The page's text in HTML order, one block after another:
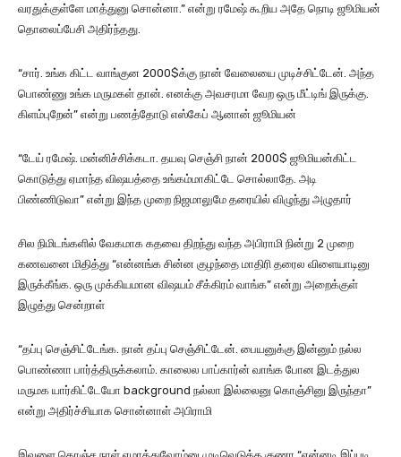
வரதுக்குள்ளே மாத்துனு சொன்னா.” என்று ரமேஷ் கூறிய அதே நொடி ஜூமியன்
தொலைப்பேசி அதிர்ந்தது.
“சார். உங்க கிட்ட வாங்குன 2000$க்கு நான் வேலையை முடிச்சிட்டேன். அந்த
பொண்ணு உங்க மருமகள் தான். எனக்கு அவசரமா வேற ஒரு மீட்டிங் இருக்கு.
கிளம்புறேன்” என்று பணத்தோடு எஸ்கேப் ஆனான் ஜூமியன்
“டேய் ரமேஷ். மன்னிச்சிக்கடா. தயவு செஞ்சி நான் 2000$ ஜூமியன்கிட்ட
கொடுத்து ஏமாந்த விஷயத்தை உங்கம்மாகிட்டே சொல்லாதே. அடி
பிண்ணிடுவா” என்று இந்த முறை நிஜமாலுமே தரையில் விழுந்து அழுதார்
சில நிமிடங்களில் வேகமாக கதவை திறந்து வந்த அபிராமி நின்று 2 முறை
கணவனை மிதித்து “என்னங்க சின்ன குழந்தை மாதிரி தரைல விளையாடினு
இருக்கீங்க. ஒரு முக்கியமான விஷயம் சீக்கிரம் வாங்க” என்று அறைக்குள்
இழுத்து சென்றாள்
“தப்பு செஞ்சிட்டேங்க. நான் தப்பு செஞ்சிட்டேன். பையனுக்கு இன்னும் நல்ல
பொண்ணா பார்த்திருக்கலாம். காலைல பாப்கார்ன் வாங்க போன இடத்துல
மருமக யார்கிட்டேயோ background நல்லா இல்லைனு கொஞ்சினு இருந்தா”
என்று அதிர்ச்சியாக சொன்னாள் அபிராமி